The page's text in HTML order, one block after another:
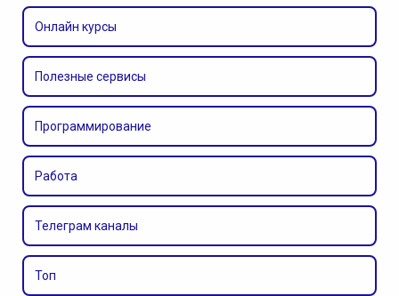
Онлайн курсы
Полезные сервисы
Программирование
Работа
Телеграм каналы
Топ